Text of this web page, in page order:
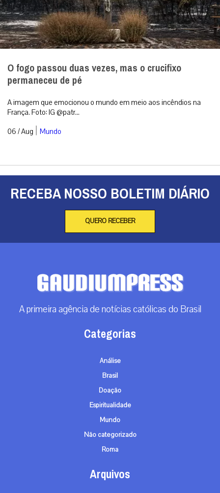
O fogo passou duas vezes, mas o crucifixo
permaneceu de pé
A imagem que emocionou o mundo em meio aos incêndios na
França. Foto: IG @patr...
06 / Aug | Mundo
RECEBA NOSSO BOLETIM DIÁRIO
QUERO RECEBER
A primeira agência de notícias católicas do Brasil
Categorias
Análise
Brasil
Doação
Espiritualidade
Mundo
Não categorizado
Roma
Arquivos